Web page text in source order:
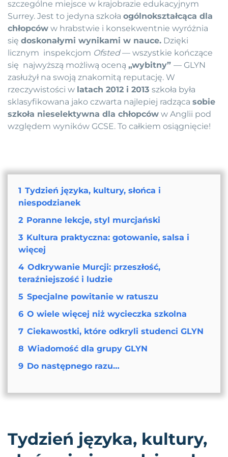
szczególne miejsce w krajobrazie edukacyjnym
Surrey. Jest to jedyna szkoła ogólnokształcąca dla
chłopców w hrabstwie i konsekwentnie wyróżnia
się doskonałymi wynikami w nauce. Dzięki
licznym inspekcjom Ofsted— wszystkie kończące
się najwyższą możliwą oceną „wybitny” — GLYN
zasłużył na swoją znakomitą reputację. W
rzeczywistości w latach 2012 i 2013 szkoła była
sklasyfikowana jako czwarta najlepiej radząca sobie
szkoła nieselektywna dla chłopców w Anglii pod
względem wyników GCSE. To całkiem osiągnięcie!
1 Tydzień języka, kultury, słońca i
niespodzianek
2 Poranne lekcje, styl murcjański
3 Kultura praktyczna: gotowanie, salsa i
więcej
4 Odkrywanie Murcji: przeszłość,
teraźniejszość i ludzie
5 Specjalne powitanie w ratuszu
6 O wiele więcej niż wycieczka szkolna
7 Ciekawostki, które odkryli studenci GLYN
8 Wiadomość dla grupy GLYN
9 Do następnego razu…
Tydzień języka, kultury,